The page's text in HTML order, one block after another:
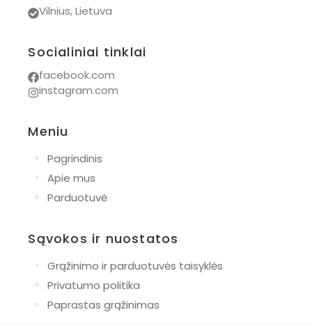
Vilnius, Lietuva
Socialiniai tinklai
facebook.com
instagram.com
Meniu
◦
Pagrindinis
◦ Apie mus
◦ Parduotuvė
Sąvokos ir nuostatos
◦
Grąžinimo ir parduotuvės taisyklės
◦ Privatumo politika
◦ Paprastas grąžinimas